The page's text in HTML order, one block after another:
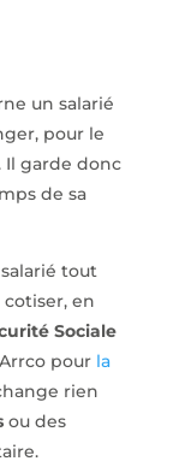
un salarié
pour le
Il garde donc
de sa
tout
en
Sociale
pour la
rien
ou des